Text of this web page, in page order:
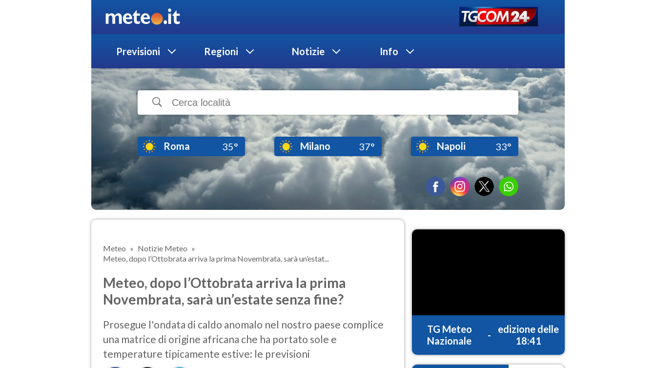
Previsioni Regioni Notizie Info
Roma 35° Milano 37° Napoli 33°
Meteo
Notizie Meteo
Meteo, dopo l’Ottobrata arriva la prima Novembrata, sarà un’estat...
Meteo, dopo l’Ottobrata arriva la prima
Novembrata, sarà un’estate senza fine?
Prosegue l'ondata di caldo anomalo nel nostro paese complice
una matrice di origine africana che ha portato sole e
temperature tipicamente estive: le previsioni
TG Meteo
Nazionale
-
edizione delle
18:41